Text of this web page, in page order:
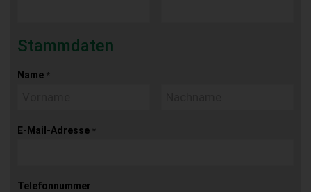
Stammdaten
Name *
E-Mail-Adresse *
Telefonnummer